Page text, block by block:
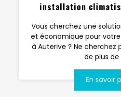
installation
Vous cherchez une
et économique pour
à Auterive ? Ne cherchez
de plus de
En savoir